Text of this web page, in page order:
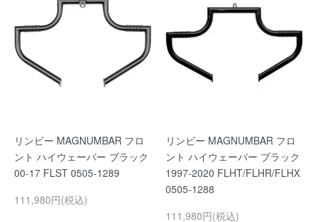
リンビー MAGNUMBAR フロ
ント ハイウェーバー ブラック
00-17 FLST 0505-1289
111,980円(税込)
リンビー MAGNUMBAR フロ
ント ハイウェーバー ブラック
1997-2020 FLHT/FLHR/FLHX
0505-1288
111,980円(税込)